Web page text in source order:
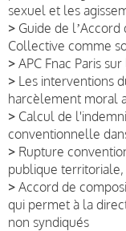
sexuel et les
> Guide de
Collective comme
> APC Fnac Paris
> Les interventions
harcèlement moral
> Calcul de
conventionnelle
> Rupture
publique territoriale,
> Accord de
qui permet à la
non syndiqués